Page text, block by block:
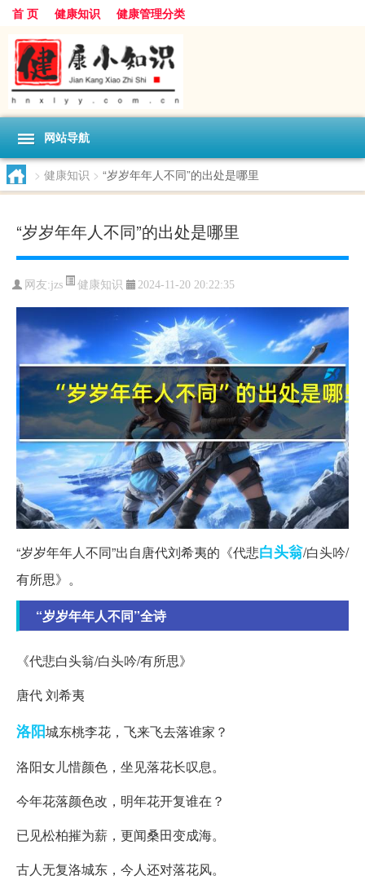
首 页 健康知识 健康管理分类
网站导航
> 健康知识 > “岁岁年年人不同”的出处是哪里
“岁岁年年人不同”的出处是哪里
网友:jzs 健康知识 2024-11-20 20:22:35
“岁岁年年人不同”出自唐代刘希夷的《代悲白头翁/白头吟/
有所思》。
“岁岁年年人不同”全诗
《代悲白头翁/白头吟/有所思》
唐代 刘希夷
洛阳城东桃李花，飞来飞去落谁家？
洛阳女儿惜颜色，坐见落花长叹息。
今年花落颜色改，明年花开复谁在？
已见松柏摧为薪，更闻桑田变成海。
古人无复洛城东，今人还对落花风。